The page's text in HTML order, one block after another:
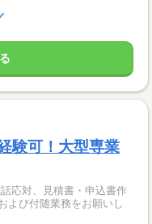
験可！大型専業
応対、見積書・申込書作
よび付随業務をお願いし